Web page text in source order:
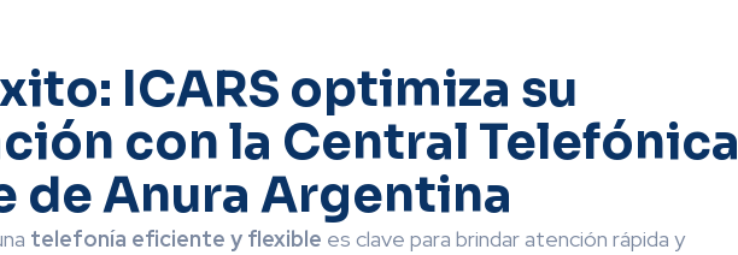
ICARS optimiza su
con la Central Telefónica
de Anura Argentina
telefonía eficiente y flexible es clave para brindar atención rápida y